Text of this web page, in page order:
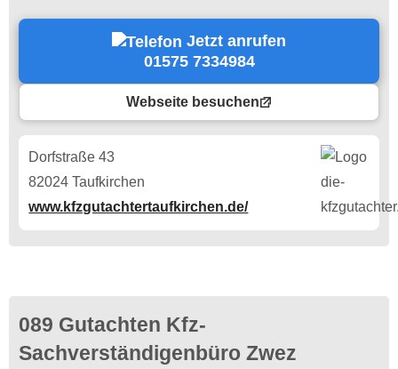
Jetzt anrufen
01575 7334984
Webseite besuchen
Dorfstraße 43
82024 Taufkirchen
www.kfzgutachtertaufkirchen.de/
089 Gutachten Kfz-
Sachverständigenbüro Zwez